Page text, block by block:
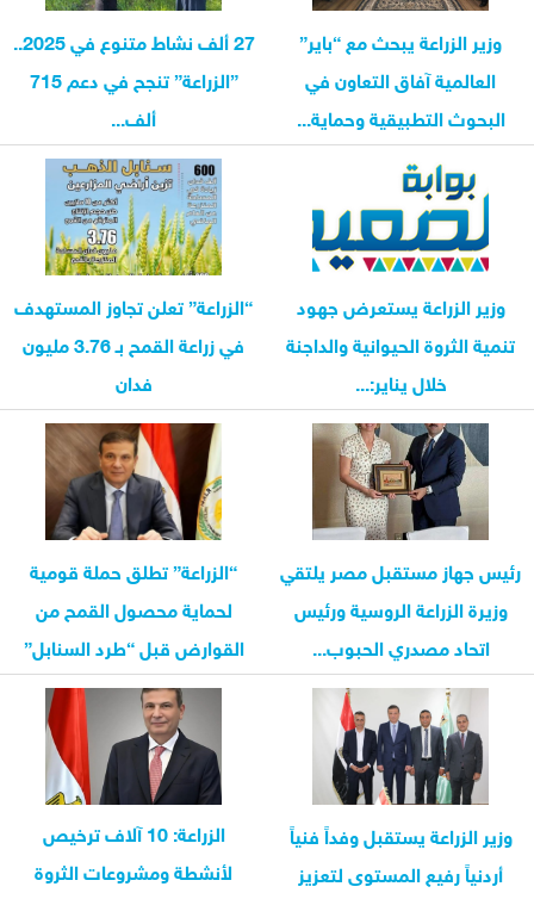
وزير الزراعة يبحث مع “باير”
العالمية آفاق التعاون في
البحوث التطبيقية وحماية...
27 ألف نشاط متنوع في 2025..
”الزراعة” تنجح في دعم 715
ألف...
وزير الزراعة يستعرض جهود
تنمية الثروة الحيوانية والداجنة
خلال يناير:...
“الزراعة” تعلن تجاوز المستهدف
في زراعة القمح بـ 3.76 مليون
فدان
رئيس جهاز مستقبل مصر يلتقي
وزيرة الزراعة الروسية ورئيس
اتحاد مصدري الحبوب...
“الزراعة” تطلق حملة قومية
لحماية محصول القمح من
القوارض قبل “طرد السنابل”
وزير الزراعة يستقبل وفداً فنياً
أردنياً رفيع المستوى لتعزيز
الزراعة: 10 آلاف ترخيص
لأنشطة ومشروعات الثروة